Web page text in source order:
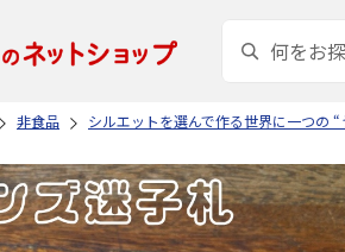
非食品 シルエットを選んで作る世界に一つの